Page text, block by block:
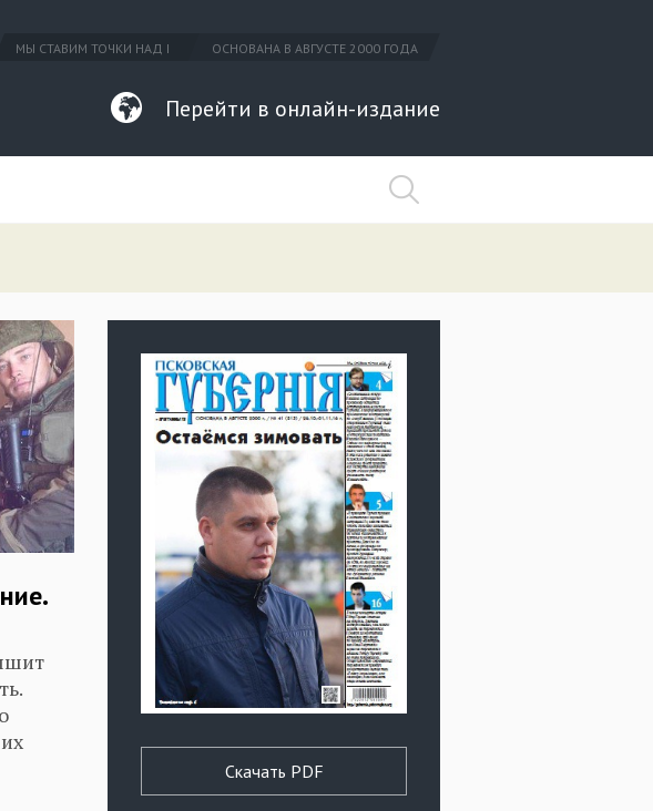
МЫ СТАВИМ ТОЧКИ НАД I ОСНОВАНА В АВГУСТЕ 2000 ГОДА
Перейти в онлайн-издание
Скачать PDF